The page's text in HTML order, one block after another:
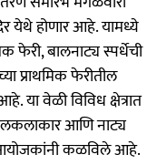
येथे होणार आहे. यामध्ये
फेरी, बालनाट्य स्पर्धेची
प्राथमिक फेरीतील
या वेळी विविध क्षेत्रात
आणि नाट्य
कळविले आहे.